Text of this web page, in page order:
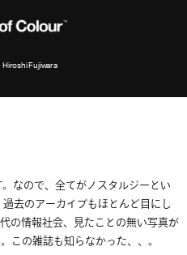
Hiroshi Fujiwara
なので、全てがノスタルジーとい
去のアーカイブもほとんど目にし
の情報社会、見たことの無い写真が
この雑誌も知らなかった、、。